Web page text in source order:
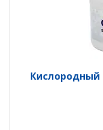
Кислородный